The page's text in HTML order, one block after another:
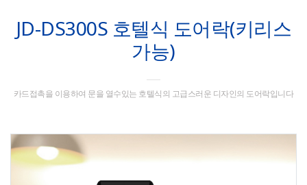
JD-DS300S 호텔식 도어락(키리스
가능)
카드접촉을 이용하여 문을 열수있는 호텔식의 고급스러운 디자인의 도어락입니다